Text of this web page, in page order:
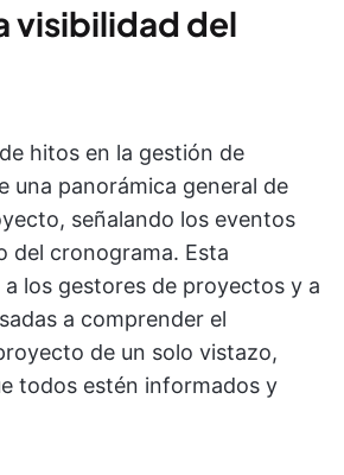
visibilidad del
hitos en la gestión de
una panorámica general de
señalando los eventos
del cronograma. Esta
los gestores de proyectos y a
a comprender el
de un solo vistazo,
todos estén informados y